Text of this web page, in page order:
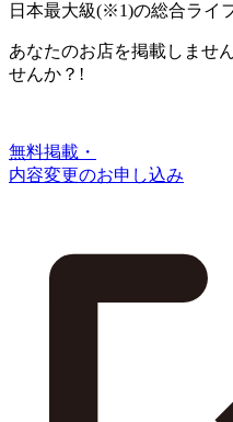
日本最大級(※1)の総合ライ
あなたのお店を掲載しませ
せんか？!
無料掲載・
内容変更のお申し込み